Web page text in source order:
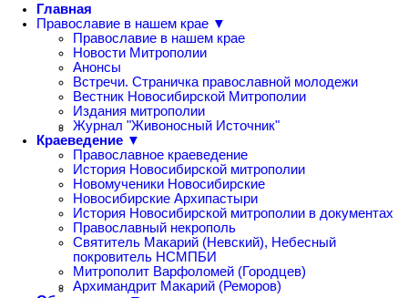
Главная
Православие в нашем крае ▼
Православие в нашем крае
Новости Митрополии
Анонсы
Встречи. Страничка православной молодежи
Вестник Новосибирской Митрополии
Издания митрополии
Журнал "Живоносный Источник"
Краеведение ▼
Православное краеведение
История Новосибирской митрополии
Новомученики Новосибирские
Новосибирские Архипастыри
История Новосибирской митрополии в документах
Православный некрополь
Святитель Макарий (Невский), Небесный
покровитель НСМПБИ
Митрополит Варфоломей (Городцев)
Архимандрит Макарий (Реморов)